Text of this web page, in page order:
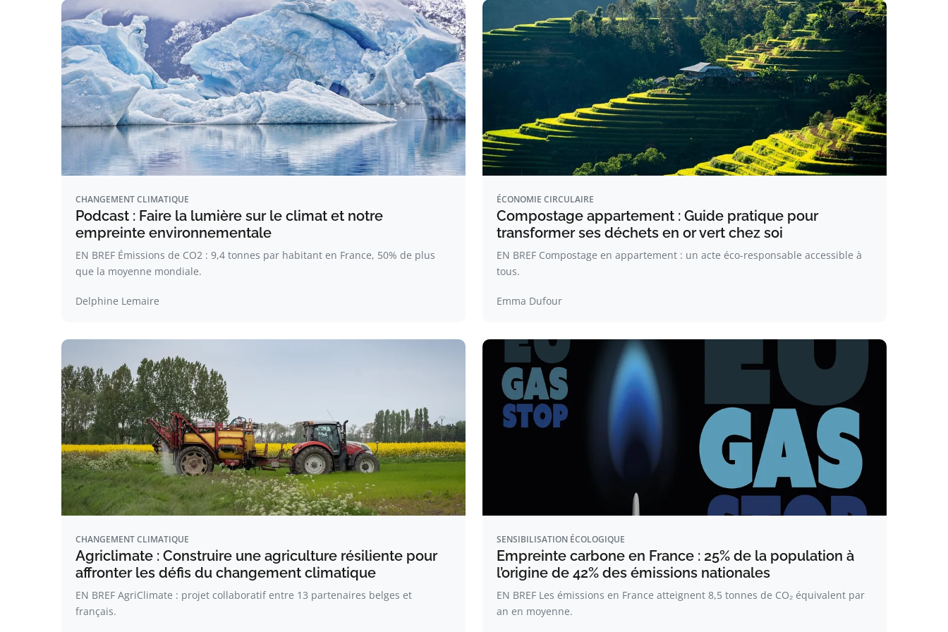
CHANGEMENT CLIMATIQUE
Podcast : Faire la lumière sur le climat et notre
empreinte environnementale
EN BREF Émissions de CO2 : 9,4 tonnes par habitant en France, 50% de plus
que la moyenne mondiale.
Delphine Lemaire
ÉCONOMIE CIRCULAIRE
Compostage appartement : Guide pratique pour
transformer ses déchets en or vert chez soi
EN BREF Compostage en appartement : un acte éco-responsable accessible à
tous.
Emma Dufour
CHANGEMENT CLIMATIQUE
Agriclimate : Construire une agriculture résiliente pour
affronter les défis du changement climatique
EN BREF AgriClimate : projet collaboratif entre 13 partenaires belges et
français.
SENSIBILISATION ÉCOLOGIQUE
Empreinte carbone en France : 25% de la population à
l’origine de 42% des émissions nationales
EN BREF Les émissions en France atteignent 8,5 tonnes de CO₂ équivalent par
an en moyenne.